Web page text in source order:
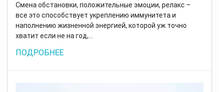
Смена обстановки, положительные эмоции, релакс –
все это способствует укреплению иммунитета и
наполнению жизненной энергией, которой уж точно
хватит если не на год,…
ПОДРОБНЕЕ